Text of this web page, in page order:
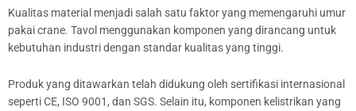
Kualitas material menjadi salah satu faktor yang memengaruhi umur
pakai crane. Tavol menggunakan komponen yang dirancang untuk
kebutuhan industri dengan standar kualitas yang tinggi.
Produk yang ditawarkan telah didukung oleh sertifikasi internasional
seperti CE, ISO 9001, dan SGS. Selain itu, komponen kelistrikan yang